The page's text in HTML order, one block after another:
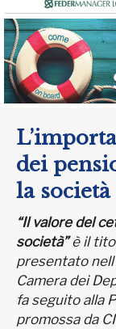
dei
la società
“Il valore del
società”è il
presentato
Camera dei
fa seguito alla
promossa da